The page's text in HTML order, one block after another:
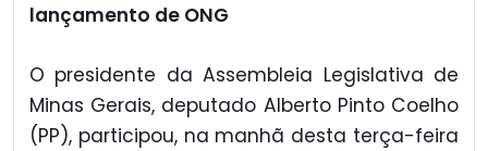
lançamento de ONG
O presidente da Assembleia Legislativa de
Minas Gerais, deputado Alberto Pinto Coelho
(PP), participou, na manhã desta terça-feira